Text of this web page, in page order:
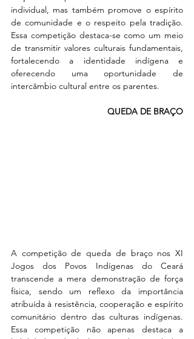
individual, mas também promove o espírito
de comunidade e o respeito pela tradição.
Essa competição destaca-se como um meio
de transmitir valores culturais fundamentais,
fortalecendo a identidade indígena e
oferecendo uma oportunidade de
intercâmbio cultural entre os parentes.
QUEDA DE BRAÇO
A competição de queda de braço nos XI
Jogos dos Povos Indígenas do Ceará
transcende a mera demonstração de força
física, sendo um reflexo da importância
atribuída à resistência, cooperação e espírito
comunitário dentro das culturas indígenas.
Essa competição não apenas destaca a